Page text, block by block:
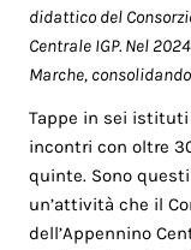
didattico del
Centrale IGP. Nel
Marche,
Tappe in sei istituti
incontri con oltre
quinte. Sono
un’attività che il
dell’Appennino